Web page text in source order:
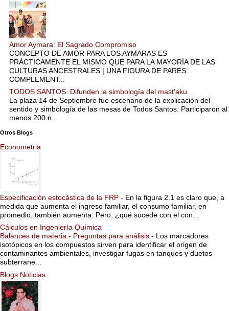
Amor Aymara: El Sagrado Compromiso
CONCEPTO DE AMOR PARA LOS AYMARAS ES
PRÁCTICAMENTE EL MISMO QUE PARA LA MAYORÍA DE LAS
CULTURAS ANCESTRALES | UNA FIGURA DE PARES
COMPLEMENT...
TODOS SANTOS. Difunden la simbología del mast’aku
La plaza 14 de Septiembre fue escenario de la explicación del
sentido y simbología de las mesas de Todos Santos. Participaron al
menos 200 n...
Otros Blogs
Econometria
Especificación estocástica de la FRP - En la figura 2.1 es claro que, a
medida que aumenta el ingreso familiar, el consumo familiar, en
promedio, también aumenta. Pero, ¿qué sucede con el con...
Cálculos en Ingeniería Química
Balances de materia - Preguntas para análisis - Los marcadores
isotópicos en los compuestos sirven para identificar el origen de
contaminantes ambientales, investigar fugas en tanques y duetos
subterrane...
Blogs Noticias